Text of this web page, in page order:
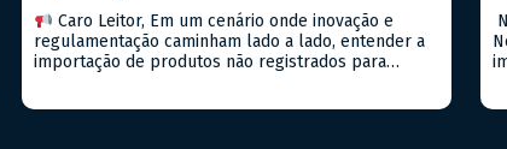
Caro Leitor, Em um cenário onde inovação e
regulamentação caminham lado a lado, entender a
importação de produtos não registrados para